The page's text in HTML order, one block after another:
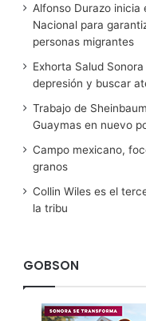
Alfonso Durazo inicia
Nacional para
personas migrantes
Exhorta Salud
depresión y buscar
Trabajo de
Guaymas en nuevo
Campo mexicano,
granos
Collin Wiles es el
la tribu
GOBSON